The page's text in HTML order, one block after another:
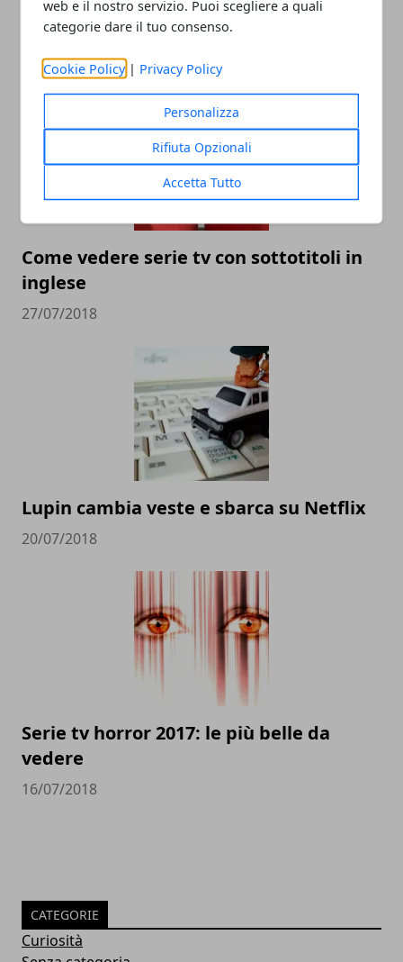
web e il nostro servizio. Puoi scegliere a quali
categorie dare il tuo consenso.
Cookie Policy | Privacy Policy
Personalizza
Rifiuta Opzionali
Accetta Tutto
ARTICOLI CORRELATI
Come vedere serie tv con sottotitoli in
inglese
27/07/2018
Lupin cambia veste e sbarca su Netflix
20/07/2018
Serie tv horror 2017: le più belle da
vedere
16/07/2018
CATEGORIE
Curiosità